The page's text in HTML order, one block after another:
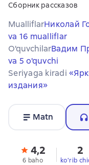
Сборник рассказов
MualliflarНиколай
va 16 mualliflar
O'quvchilarВадим
va 5 o'quvchi
Seriyaga kiradi
издания»
Matn
4,2
6 baho
2
ko'rib